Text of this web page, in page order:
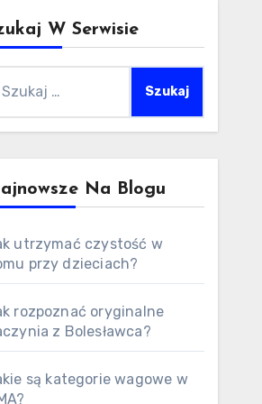
W Serwisie
Na Blogu
utrzymać czystość w
przy dzieciach?
rozpoznać oryginalne
z Bolesławca?
są kategorie wagowe w